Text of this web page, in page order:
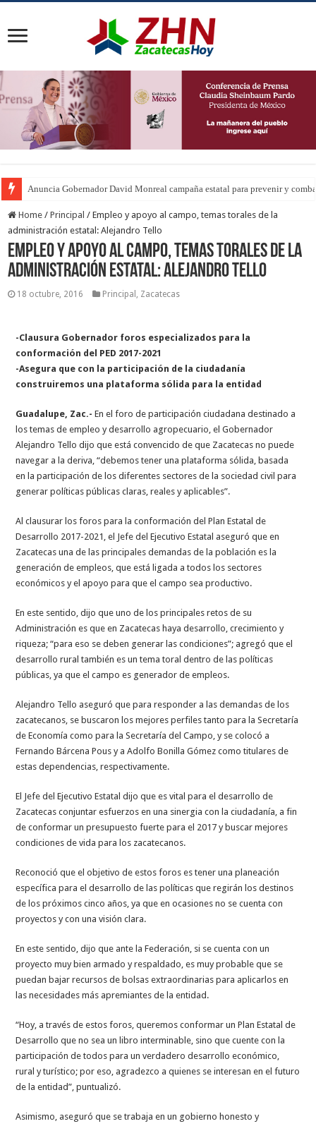
Anuncia Gobernador David Monreal campaña estatal para prevenir y
Home / Principal / Empleo y apoyo al campo, temas torales de la
administración estatal: Alejandro Tello
Empleo y apoyo al campo, temas torales de la
administración estatal: Alejandro Tello
18 octubre, 2016 Principal , Zacatecas
-Clausura Gobernador foros especializados para la
conformación del PED 2017-2021
-Asegura que con la participación de la ciudadanía
construiremos una plataforma sólida para la entidad
Guadalupe, Zac.- En el foro de participación ciudadana destinado a
los temas de empleo y desarrollo agropecuario, el Gobernador
Alejandro Tello dijo que está convencido de que Zacatecas no puede
navegar a la deriva, “debemos tener una plataforma sólida, basada
en la participación de los diferentes sectores de la sociedad civil para
generar políticas públicas claras, reales y aplicables”.
Al clausurar los foros para la conformación del Plan Estatal de
Desarrollo 2017-2021, el Jefe del Ejecutivo Estatal aseguró que en
Zacatecas una de las principales demandas de la población es la
generación de empleos, que está ligada a todos los sectores
económicos y el apoyo para que el campo sea productivo.
En este sentido, dijo que uno de los principales retos de su
Administración es que en Zacatecas haya desarrollo, crecimiento y
riqueza; “para eso se deben generar las condiciones”; agregó que el
desarrollo rural también es un tema toral dentro de las políticas
públicas, ya que el campo es generador de empleos.
Alejandro Tello aseguró que para responder a las demandas de los
zacatecanos, se buscaron los mejores perfiles tanto para la Secretaría
de Economía como para la Secretaría del Campo, y se colocó a
Fernando Bárcena Pous y a Adolfo Bonilla Gómez como titulares de
estas dependencias, respectivamente.
El Jefe del Ejecutivo Estatal dijo que es vital para el desarrollo de
Zacatecas conjuntar esfuerzos en una sinergia con la ciudadanía, a fin
de conformar un presupuesto fuerte para el 2017 y buscar mejores
condiciones de vida para los zacatecanos.
Reconoció que el objetivo de estos foros es tener una planeación
específica para el desarrollo de las políticas que regirán los destinos
de los próximos cinco años, ya que en ocasiones no se cuenta con
proyectos y con una visión clara.
En este sentido, dijo que ante la Federación, si se cuenta con un
proyecto muy bien armado y respaldado, es muy probable que se
puedan bajar recursos de bolsas extraordinarias para aplicarlos en
las necesidades más apremiantes de la entidad.
“Hoy, a través de estos foros, queremos conformar un Plan Estatal de
Desarrollo que no sea un libro interminable, sino que cuente con la
participación de todos para un verdadero desarrollo económico,
rural y turístico; por eso, agradezco a quienes se interesan en el futuro
de la entidad”, puntualizó.
Asimismo, aseguró que se trabaja en un gobierno honesto y